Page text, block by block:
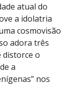
atual do
a idolatria
cosmovisão
adora três
distorce o
a
nos